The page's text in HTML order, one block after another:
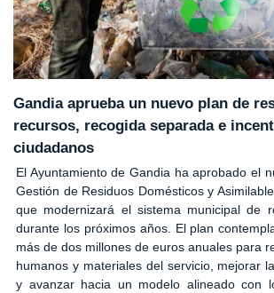
Gandia aprueba un nuevo plan de
recursos, recogida separada e
ciudadanos
El Ayuntamiento de Gandia ha aprobado el
Gestión de Residuos Domésticos y
que modernizará el sistema municipal de
durante los próximos años. El plan
más de dos millones de euros anuales para
humanos y materiales del servicio, mejorar
y avanzar hacia un modelo alineado con